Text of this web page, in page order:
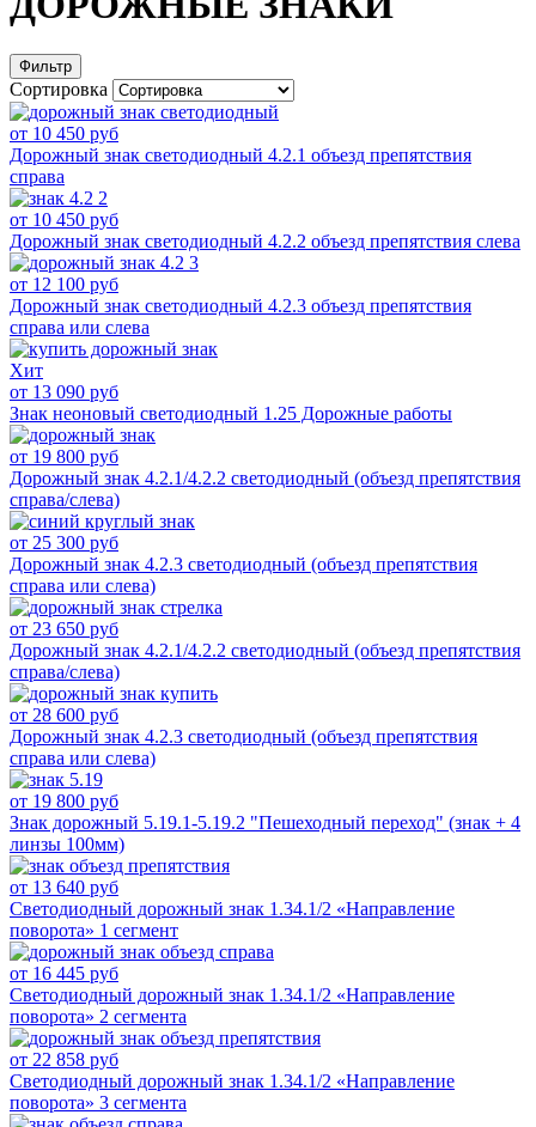
Фильтр
Сортировка
от 10 450 руб
Дорожный знак светодиодный 4.2.1 объезд препятствия
справа
от 10 450 руб
Дорожный знак светодиодный 4.2.2 объезд препятствия слева
от 12 100 руб
Дорожный знак светодиодный 4.2.3 объезд препятствия
справа или слева
Хит
от 13 090 руб
Знак неоновый светодиодный 1.25 Дорожные работы
от 19 800 руб
Дорожный знак 4.2.1/4.2.2 светодиодный (объезд препятствия
справа/слева)
от 25 300 руб
Дорожный знак 4.2.3 светодиодный (объезд препятствия
справа или слева)
от 23 650 руб
Дорожный знак 4.2.1/4.2.2 светодиодный (объезд препятствия
справа/слева)
от 28 600 руб
Дорожный знак 4.2.3 светодиодный (объезд препятствия
справа или слева)
от 19 800 руб
Знак дорожный 5.19.1-5.19.2 "Пешеходный переход" (знак + 4
линзы 100мм)
от 13 640 руб
Светодиодный дорожный знак 1.34.1/2 «Направление
поворота» 1 сегмент
от 16 445 руб
Светодиодный дорожный знак 1.34.1/2 «Направление
поворота» 2 сегмента
от 22 858 руб
Светодиодный дорожный знак 1.34.1/2 «Направление
поворота» 3 сегмента